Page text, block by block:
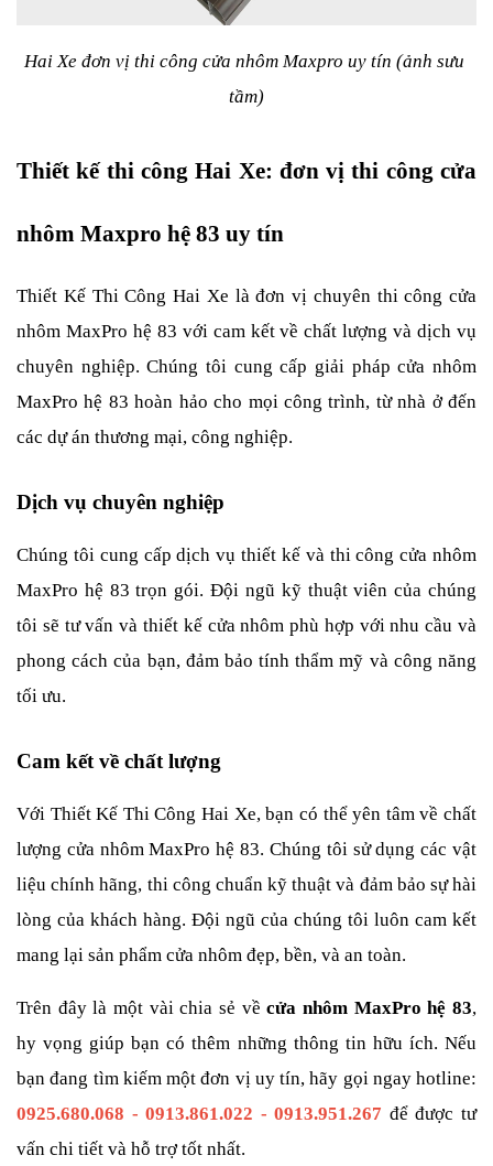
Hai Xe đơn vị thi công cửa nhôm Maxpro uy tín (ảnh sưu
tầm)
Thiết kế thi công Hai Xe: đơn vị thi công cửa
nhôm Maxpro hệ 83 uy tín
Thiết Kế Thi Công Hai Xe là đơn vị chuyên thi công cửa
nhôm MaxPro hệ 83 với cam kết về chất lượng và dịch vụ
chuyên nghiệp. Chúng tôi cung cấp giải pháp cửa nhôm
MaxPro hệ 83 hoàn hảo cho mọi công trình, từ nhà ở đến
các dự án thương mại, công nghiệp.
Dịch vụ chuyên nghiệp
Chúng tôi cung cấp dịch vụ thiết kế và thi công cửa nhôm
MaxPro hệ 83 trọn gói. Đội ngũ kỹ thuật viên của chúng
tôi sẽ tư vấn và thiết kế cửa nhôm phù hợp với nhu cầu và
phong cách của bạn, đảm bảo tính thẩm mỹ và công năng
tối ưu.
Cam kết về chất lượng
Với Thiết Kế Thi Công Hai Xe, bạn có thể yên tâm về chất
lượng cửa nhôm MaxPro hệ 83. Chúng tôi sử dụng các vật
liệu chính hãng, thi công chuẩn kỹ thuật và đảm bảo sự hài
lòng của khách hàng. Đội ngũ của chúng tôi luôn cam kết
mang lại sản phẩm cửa nhôm đẹp, bền, và an toàn.
Trên đây là một vài chia sẻ về cửa nhôm MaxPro hệ 83,
hy vọng giúp bạn có thêm những thông tin hữu ích. Nếu
0925.680.068 - 0913.861.022 - 0913.951.267 để được tư
vấn chi tiết và hỗ trợ tốt nhất.